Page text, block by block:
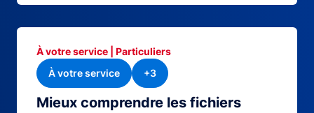
Mieux comprendre les fichiers
À votre service | Particuliers
À votre service
+3